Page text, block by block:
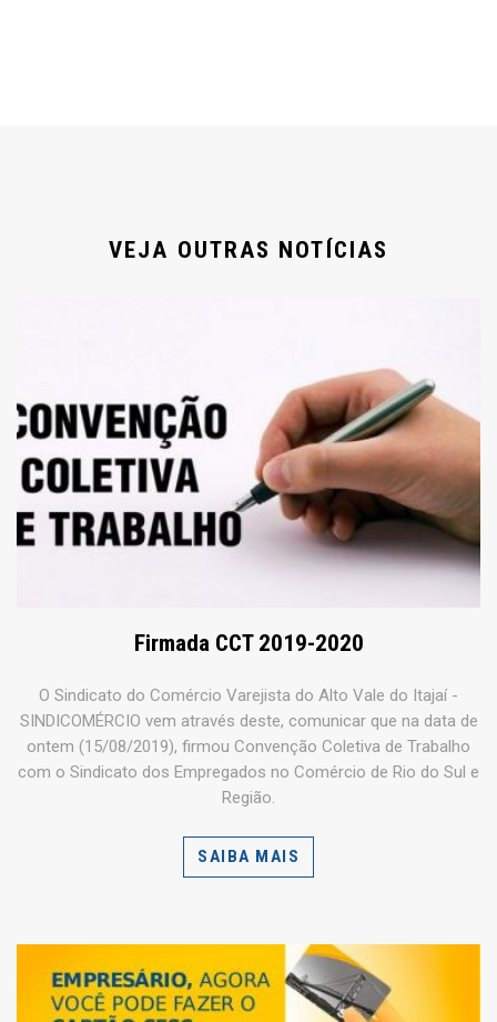
VEJA OUTRAS NOTÍCIAS
Firmada CCT 2019-2020
O Sindicato do Comércio Varejista do Alto Vale do Itajaí -
SINDICOMÉRCIO vem através deste, comunicar que na data de
ontem (15/08/2019), firmou Convenção Coletiva de Trabalho
com o Sindicato dos Empregados no Comércio de Rio do Sul e
Região.
SAIBA MAIS